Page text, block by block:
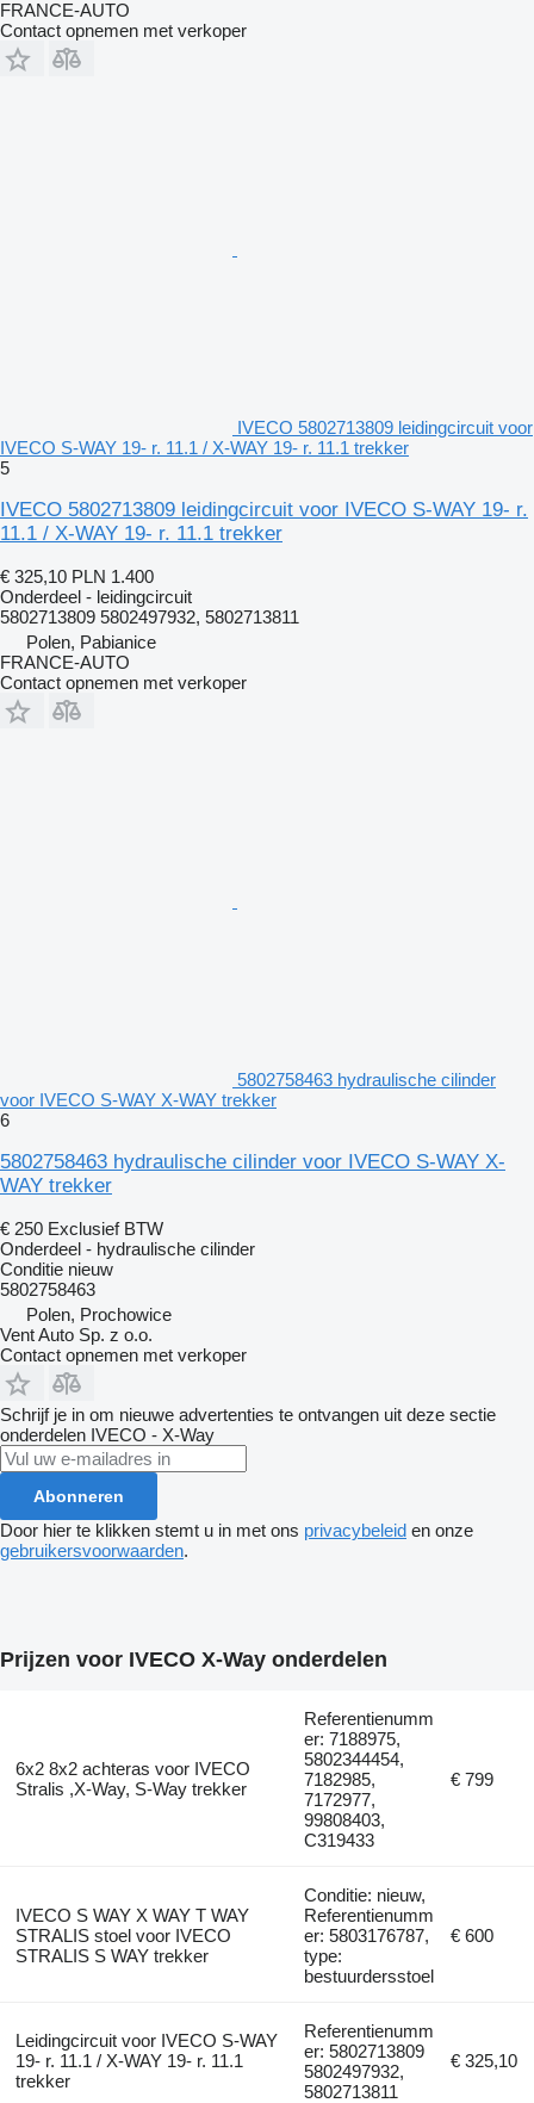
FRANCE-AUTO
Contact opnemen met verkoper
IVECO 5802713809 leidingcircuit voor
IVECO S-WAY 19- r. 11.1 / X-WAY 19- r. 11.1 trekker
5
IVECO 5802713809 leidingcircuit voor IVECO S-WAY 19- r.
11.1 / X-WAY 19- r. 11.1 trekker
€ 325,10 PLN 1.400
Onderdeel - leidingcircuit
5802713809 5802497932, 5802713811
Polen, Pabianice
FRANCE-AUTO
Contact opnemen met verkoper
5802758463 hydraulische cilinder
voor IVECO S-WAY X-WAY trekker
6
5802758463 hydraulische cilinder voor IVECO S-WAY X-
WAY trekker
€ 250 Exclusief BTW
Onderdeel - hydraulische cilinder
Conditie nieuw
5802758463
Polen, Prochowice
Vent Auto Sp. z o.o.
Contact opnemen met verkoper
Schrijf je in om nieuwe advertenties te ontvangen uit deze sectie
onderdelen IVECO - X-Way
Abonneren
Door hier te klikken stemt u in met ons privacybeleid en onze
gebruikersvoorwaarden.
Prijzen voor IVECO X-Way onderdelen
6x2 8x2 achteras voor IVECO
Stralis ,X-Way, S-Way trekker
Referentienumm
er: 7188975,
5802344454,
7182985,
7172977,
99808403,
C319433
€ 799
IVECO S WAY X WAY T WAY
STRALIS stoel voor IVECO
STRALIS S WAY trekker
Conditie: nieuw,
Referentienumm
er: 5803176787,
type:
bestuurdersstoel
€ 600
Leidingcircuit voor IVECO S-WAY
19- r. 11.1 / X-WAY 19- r. 11.1
trekker
Referentienumm
er: 5802713809
5802497932,
5802713811
€ 325,10